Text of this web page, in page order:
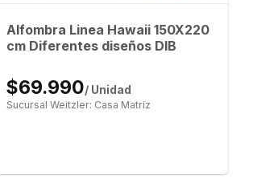
Alfombra Linea Hawaii 150X220
cm Diferentes diseños DIB
$69.990/ Unidad
Sucursal Weitzler: Casa Matriz